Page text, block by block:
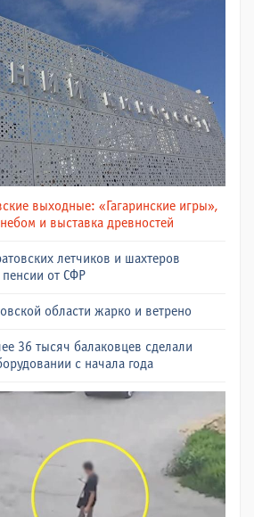
выходные: «Гагаринские игры»,
и выставка древностей
летчиков и шахтеров
от СФР
области жарко и ветрено
36 тысяч балаковцев сделали
с начала года